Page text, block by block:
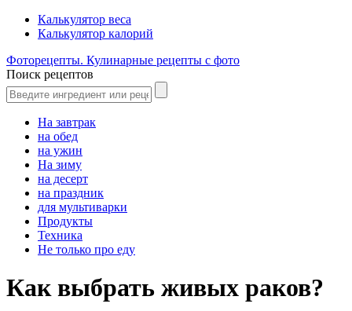
Калькулятор веса
Калькулятор калорий
Фоторецепты. Кулинарные рецепты с фото
Поиск рецептов
На завтрак
на обед
на ужин
На зиму
на десерт
на праздник
для мультиварки
Продукты
Техника
Не только про еду
Как выбрать живых раков?